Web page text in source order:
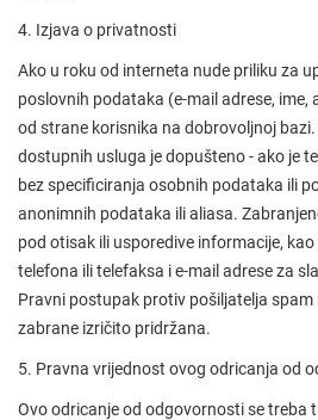
4. Izjava o privatnosti
Ako u roku od interneta nude priliku za
poslovnih podataka (e-mail adrese, ime,
od strane korisnika na dobrovoljnoj
dostupnih usluga je dopušteno - ako je
bez specificiranja osobnih podataka ili
anonimnih podataka ili aliasa.
pod otisak ili usporedive informacije,
telefona ili telefaksa i e-mail adrese za
Pravni postupak protiv pošiljatelja spam
zabrane izričito pridržana.
5. Pravna vrijednost ovog odricanja od
Ovo odricanje od odgovornosti se treba